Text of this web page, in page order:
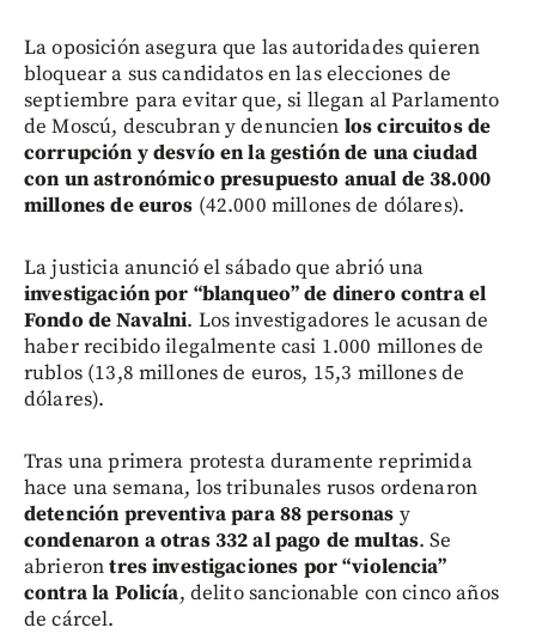
La oposición asegura que las autoridades quieren
bloquear a sus candidatos en las elecciones de
septiembre para evitar que, si llegan al Parlamento
de Moscú, descubran y denuncien los circuitos de
corrupción y desvío en la gestión de una ciudad
con un astronómico presupuesto anual de 38.000
millones de euros (42.000 millones de dólares).
La justicia anunció el sábado que abrió una
investigación por “blanqueo” de dinero contra el
Fondo de Navalni. Los investigadores le acusan de
haber recibido ilegalmente casi 1.000 millones de
rublos (13,8 millones de euros, 15,3 millones de
dólares).
Tras una primera protesta duramente reprimida
hace una semana, los tribunales rusos ordenaron
detención preventiva para 88 personas y
condenaron a otras332 al pago de multas. Se
abrierontres investigaciones por “violencia”
contra la Policía, delito sancionable con cinco años
de cárcel.